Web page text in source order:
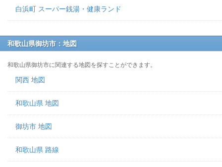
白浜町 スーパー銭湯・健康ランド
和歌山県御坊市：地図
和歌山県御坊市に関連する地図を探すことができます。
関西 地図
和歌山県 地図
御坊市 地図
和歌山県 路線